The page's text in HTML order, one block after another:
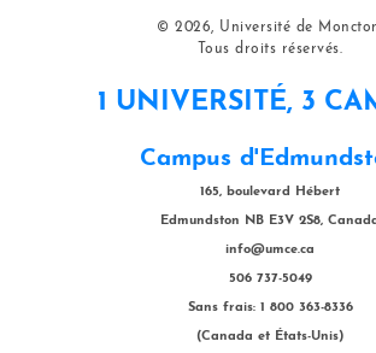
© 2026, Université de
Tous droits réservés.
1 UNIVERSITÉ, 3
Campus
165, boulevard Hébert
Edmundston NB E3V 2S8,
info@umce.ca
506 737-5049
Sans frais: 1 800 363-8336
(Canada et États-Unis)